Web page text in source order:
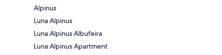
Alpinus
Luna Alpinus
Luna Alpinus Albufeira
Luna Alpinus Apartment